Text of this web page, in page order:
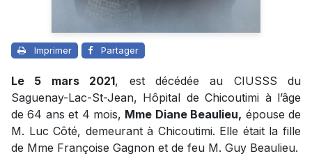
Imprimer Partager
Le 5 mars 2021, est décédée au CIUSSS du
Saguenay-Lac-St-Jean, Hôpital de Chicoutimi à l’âge
de 64 ans et 4 mois, Mme Diane Beaulieu, épouse de
M. Luc Côté, demeurant à Chicoutimi. Elle était la fille
de Mme Françoise Gagnon et de feu M. Guy Beaulieu.